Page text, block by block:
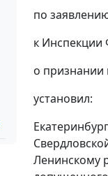
по
к Инспекции
о признании
установил:
Ленинскому